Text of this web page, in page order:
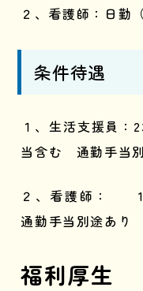
２、看護師：日勤（
条件待遇
１、生活支援員：
当含む 通勤手当
２、看護師：
通勤手当別途あり
福利厚生